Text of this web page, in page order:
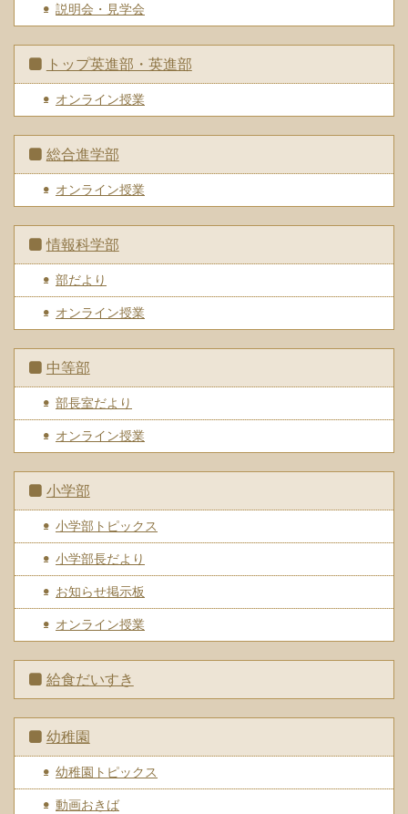
説明会・見学会
トップ英進部・英進部
オンライン授業
総合進学部
オンライン授業
情報科学部
部だより
オンライン授業
中等部
部長室だより
オンライン授業
小学部
小学部トピックス
小学部長だより
お知らせ掲示板
オンライン授業
給食だいすき
幼稚園
幼稚園トピックス
動画おきば